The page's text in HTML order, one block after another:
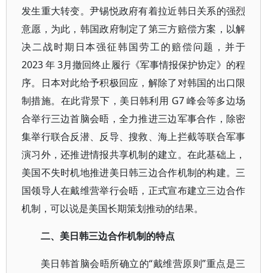
发生重大转变。尹锡悦政府有着拉近韩日关系的强烈
意愿，为此，韩国政府制定了第三方赔偿方案，以解
决二战时期日本强征韩国劳工的赔偿问题，并于
2023 年 3月撤回终止履行《军事情报保护协定》的程
序。日本对此给予积极回应，解除了对韩国的出口限
制措施。在此背景下，美日韩利用 G7 峰会等多边场
合举行三边首脑会晤，全力推进三边军事合作，除密
集举行联合反潜、反导、搜救、海上拦截等联合军事
演习外，还推进情报共享机制的建立。在此基础上，
美国不失时机地推进美日韩三边合作机制的构建。三
国领导人在戴维营举行会晤，正式宣布建立三边合作
机制，可以说是美国长期策划推动的结果。
二、美日韩三边合作机制的特点
美日韩首脑会晤所确立的“戴维营原则”重点是三